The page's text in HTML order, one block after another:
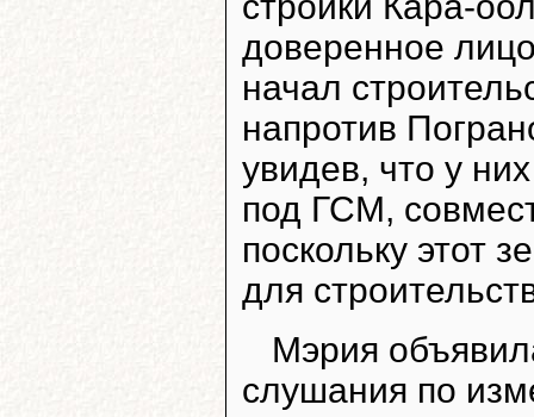
доверенное
начал
напротив
увидев, что у
под ГСМ,
поскольку этот
для
Мэрия
слушания по